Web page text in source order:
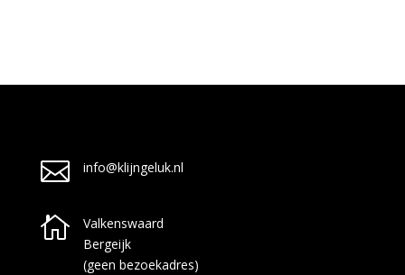
 info@klijngeluk.nl

Valkenswaard
Bergeijk
(geen bezoekadres)